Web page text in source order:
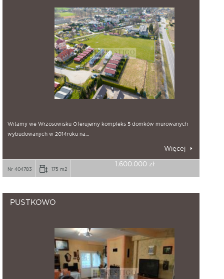
Witamy we Wrzosowisku Oferujemy kompleks 5 domków murowanych
wybudowanych w 2014roku na…
Więcej
Nr 404783 175 m2
1.600.000 zł
PUSTKOWO